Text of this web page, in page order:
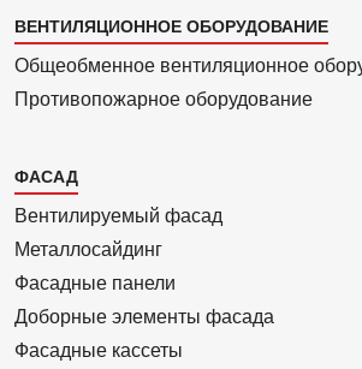
ВЕНТИЛЯЦИОННОЕ ОБОРУДОВАНИЕ
Общеобменное вентиляционное
Противопожарное оборудование
Каталог
2
ФАСАД
Вентилиру­емый фасад
Металло­сайдинг
Фасадные панели
Доборные элементы фасада
Фасадные кассеты